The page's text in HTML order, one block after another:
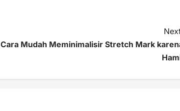
Cara Mudah Meminimalisir Stretch Mark